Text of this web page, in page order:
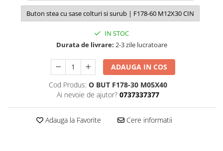
Buton stea cu sase colturi si surub | F178-60 M12X30 CIN
IN STOC
Durata de livrare: 2-3 zile lucratoare
ADAUGA IN COS
Cod Produs: O BUT F178-30 M05X40
Ai nevoie de ajutor? 0737337377
Adauga la Favorite Cere informatii